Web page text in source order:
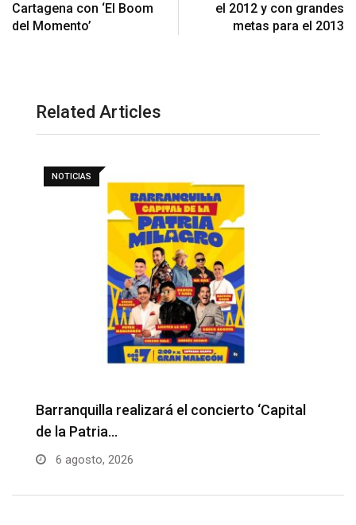
Cartagena con ‘El Boom
del Momento’
el 2012 y con grandes
metas para el 2013
Related Articles
NOTICIAS
Barranquilla realizará el concierto ‘Capital
de la Patria…
6 agosto, 2026